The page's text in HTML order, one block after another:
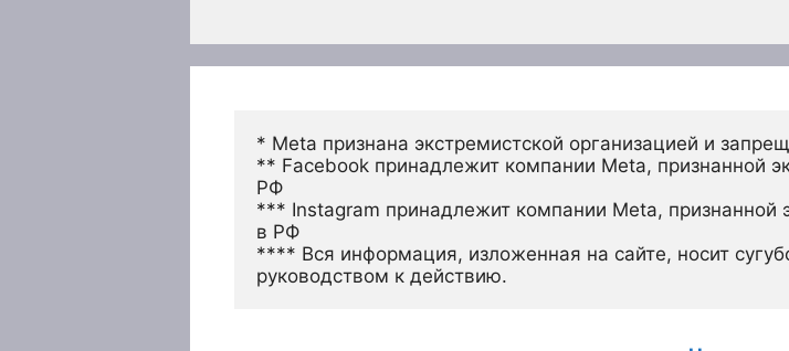
* Meta признана экстремистской организацией и
** Facebook принадлежит компании Meta, признанной
РФ
*** Instagram принадлежит компании Meta, признанной
в РФ
**** Вся информация, изложенная на сайте, носит
руководством к действию.